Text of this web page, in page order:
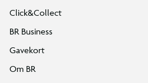
Click&Collect
BR Business
Gavekort
Om BR